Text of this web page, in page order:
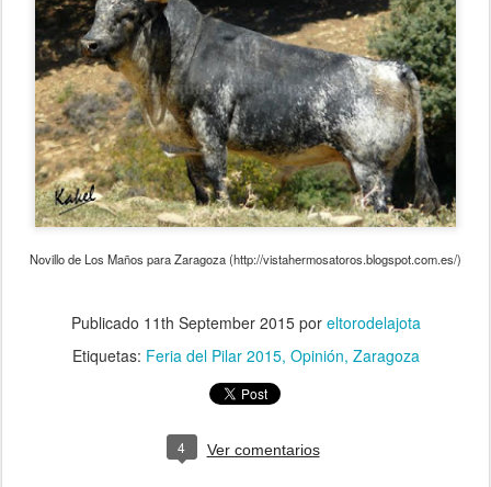
Novillo de Los Maños para Zaragoza (http://vistahermosatoros.blogspot.com.es/)
Publicado 11th September 2015por eltorodelajota
Etiquetas: Feria del Pilar 2015 Opinión Zaragoza
4 Ver comentarios